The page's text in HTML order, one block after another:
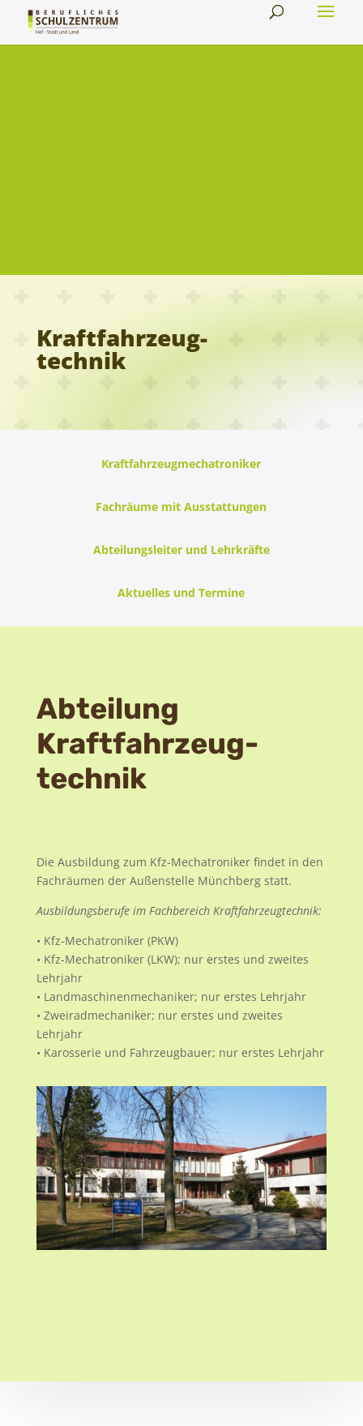
Kraftfahrzeug
technik
Kraftfahrzeugmechatroniker
Fachräume mit Ausstattungen
Abteilungsleiter und Lehrkräfte
Aktuelles und Termine
Abteilung
Kraftfahrzeug
technik
Die Ausbildung zum Kfz-Mechatroniker findet in den
Fachräumen der Außenstelle Münchberg statt.
Ausbildungsberufe im Fachbereich Kraftfahrzeugtechnik:
• Kfz-Mechatroniker (PKW)
• Kfz-Mechatroniker (LKW); nur erstes und zweites
Lehrjahr
• Landmaschinenmechaniker; nur erstes Lehrjahr
• Zweiradmechaniker; nur erstes und zweites
Lehrjahr
• Karosserie und Fahrzeugbauer; nur erstes Lehrjahr